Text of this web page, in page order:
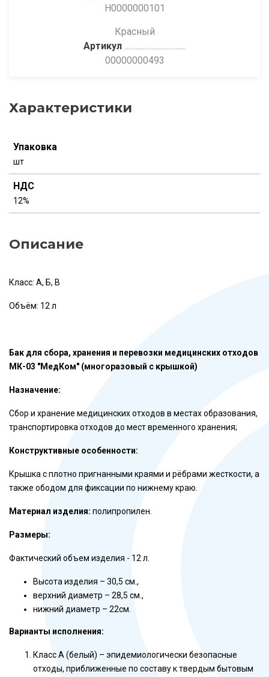
Н0000000101
Красный
Артикул
00000000493
Характеристики
Упаковка
шт
НДС
12%
Описание
Класс: А, Б, В
Объём: 12 л
Бак для сбора, хранения и перевозки медицинских отходов
МК-03 "МедКом" (многоразовый с крышкой)
Назначение:
Сбор и хранение медицинских отходов в местах образования,
транспортировка отходов до мест временного хранения;
Конструктивные особенности:
Крышка с плотно пригнанными краями и рёбрами жесткости, а
также ободом для фиксации по нижнему краю.
Материал изделия: полипропилен.
Размеры:
Фактический объем изделия - 12 л.
Высота изделия – 30,5 см.,
верхний диаметр – 28,5 см.,
нижний диаметр – 22см.
Варианты исполнения:
Класс А (белый) – эпидемиологически безопасные
отходы, приближенные по составу к твердым бытовым